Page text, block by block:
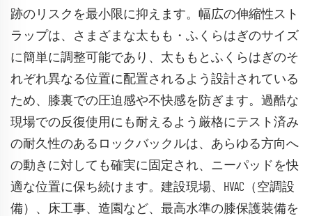
跡のリスクを最小限に抑えます。幅広の伸縮性スト
ラップは、さまざまな太もも・ふくらはぎのサイズ
に簡単に調整可能であり、太ももとふくらはぎのそ
れぞれ異なる位置に配置されるよう設計されている
ため、膝裏での圧迫感や不快感を防ぎます。過酷な
現場での反復使用にも耐えるよう厳格にテスト済み
の耐久性のあるロックバックルは、あらゆる方向へ
の動きに対しても確実に固定され、ニーパッドを快
適な位置に保ち続けます。建設現場、HVAC（空調設
備）、床工事、造園など、最高水準の膝保護装備を